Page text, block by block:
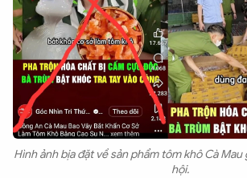
Chuyên đề
Hình ảnh bịa đặt về sản phẩm tôm khô Cà Mau
hội.